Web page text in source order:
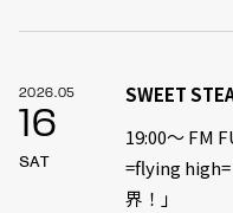
2026.05
16
SAT
SWEET
19:00〜 FM
=flying high=
界！」